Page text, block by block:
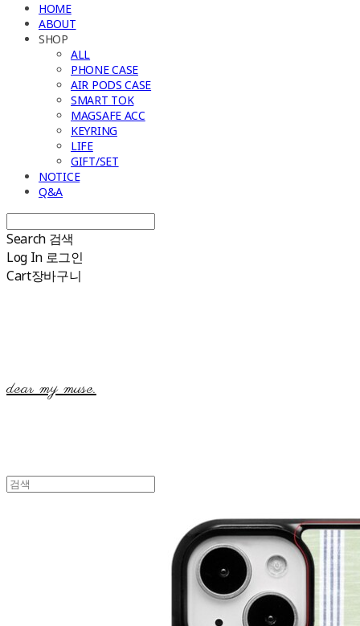
HOME
ABOUT
SHOP
ALL
PHONE CASE
AIR PODS CASE
SMART TOK
MAGSAFE ACC
KEYRING
LIFE
GIFT/SET
NOTICE
Q&A
Search 검색
Log In 로그인
Cart장바구니
dear my muse.